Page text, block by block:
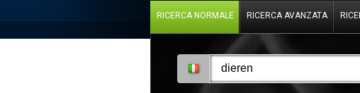
RICERCA NORMALE RICERCA AVANZATA